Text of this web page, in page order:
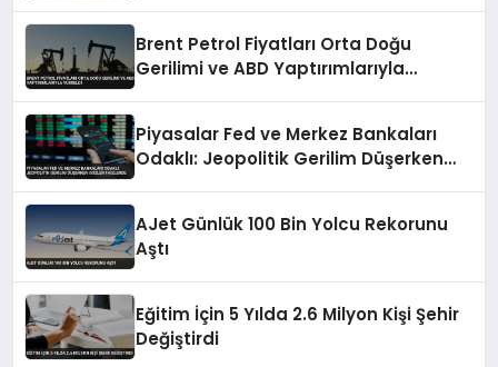
Brent Petrol Fiyatları Orta Doğu
Gerilimi ve ABD Yaptırımlarıyla
Piyasalar Fed ve Merkez Bankaları
Odaklı: Jeopolitik Gerilim Düşerken
AJet Günlük 100 Bin Yolcu Rekorunu
Aştı
Eğitim İçin 5 Yılda 2.6 Milyon Kişi Şehir
Değiştirdi